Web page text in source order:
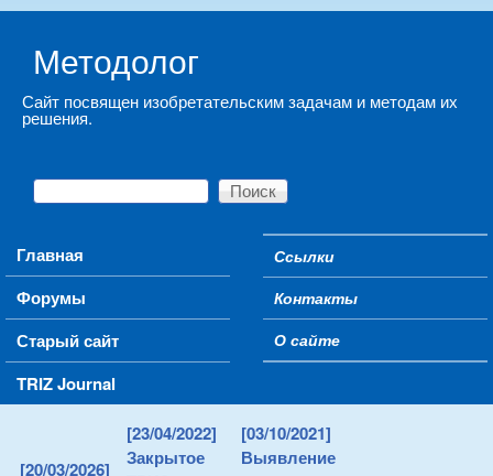
Методолог
Сайт посвящен изобретательским задачам и методам их
решения.
Форма поиска
Поиск
Main menu
Главная
Форумы
Старый сайт
TRIZ Journal
Secondary menu
Ссылки
Контакты
О сайте
[20/03/2026]
[23/04/2022]
Закрытое
[03/10/2021]
Выявление